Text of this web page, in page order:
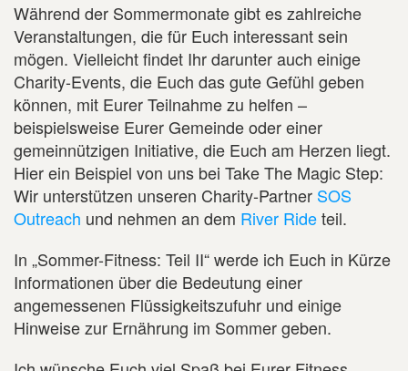
Während der Sommermonate gibt es zahlreiche
Veranstaltungen, die für Euch interessant sein
mögen. Vielleicht findet Ihr darunter auch einige
Charity-Events, die Euch das gute Gefühl geben
können, mit Eurer Teilnahme zu helfen –
beispielsweise Eurer Gemeinde oder einer
gemeinnützigen Initiative, die Euch am Herzen liegt.
Hier ein Beispiel von uns bei Take The Magic Step:
Wir unterstützen unseren Charity-Partner SOS
Outreach und nehmen an dem River Rideteil.
In „Sommer-Fitness: Teil II“ werde ich Euch in Kürze
Informationen über die Bedeutung einer
angemessenen Flüssigkeitszufuhr und einige
Hinweise zur Ernährung im Sommer geben.